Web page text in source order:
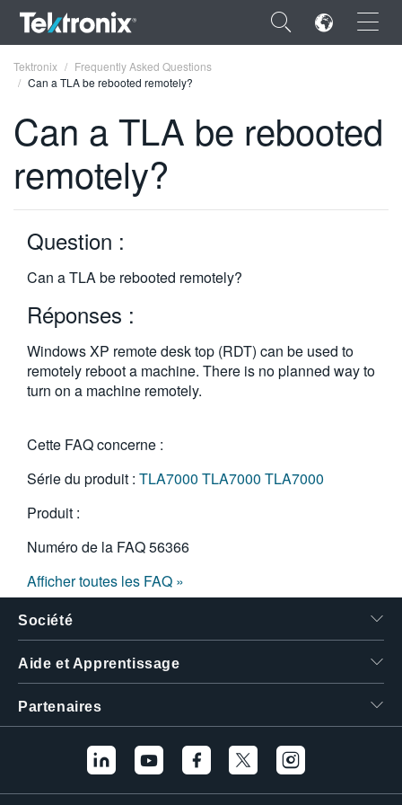
×
ENGLISH
FRANÇAIS
DEUTSCH
VIỆT NAM
简体中文
日本語
한국어
Tektronix
Frequently Asked Questions
Can a TLA be rebooted remotely?
Can a TLA be rebooted
remotely?
Question :
Can a TLA be rebooted remotely?
Réponses :
Windows XP remote desk top (RDT) can be used to
remotely reboot a machine. There is no planned way to
turn on a machine remotely.
Cette FAQ concerne :
Série du produit : TLA7000 TLA7000 TLA7000
Produit :
Numéro de la FAQ56366
Afficher toutes les FAQ »
Société
Aide et Apprentissage
Partenaires